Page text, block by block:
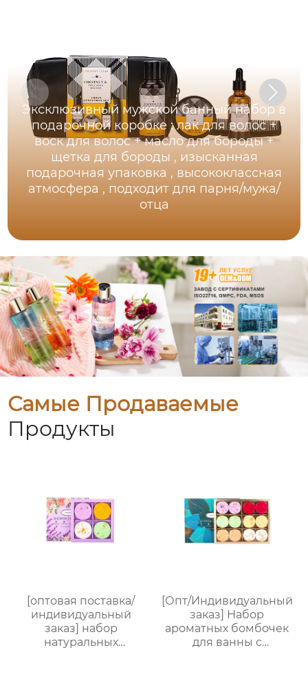
Эксклюзивный мужской банный набор в
подарочной коробке : лак для волос +
воск для волос + масло для бороды +
щетка для бороды , изысканная
подарочная упаковка , высококлассная
атмосфера , подходит для парня/мужа/
отца
Самые Продаваемые
Продукты
[оптовая поставка/
индивидуальный
заказ] набор
натуральных
[Опт/Индивидуальный
заказ] Набор
ароматных бомбочек
для ванны с